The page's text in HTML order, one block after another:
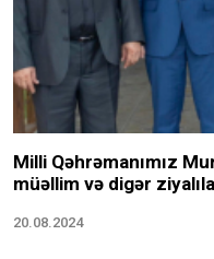
Milli Qəhrəmanımız
müəllim və digər
20.08.2024